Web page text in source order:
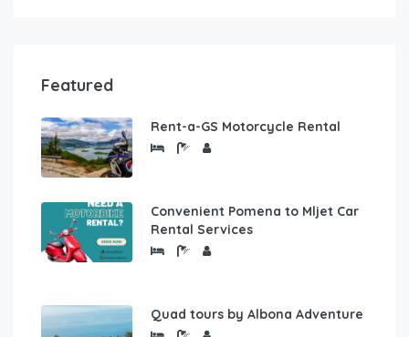
Featured
Rent-a-GS Motorcycle Rental
Convenient Pomena to Mljet Car
Rental Services
Quad tours by Albona Adventure